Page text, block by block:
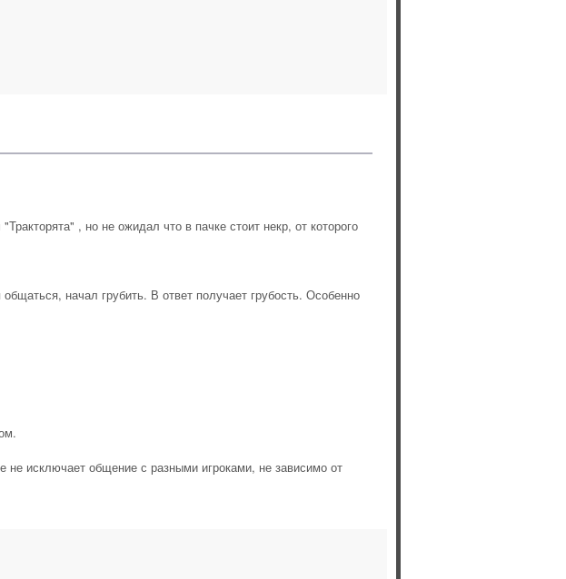
, но не ожидал что в пачке стоит некр, от которого
начал грубить. В ответ получает грубость. Особенно
не исключает общение с разными игроками, не зависимо от